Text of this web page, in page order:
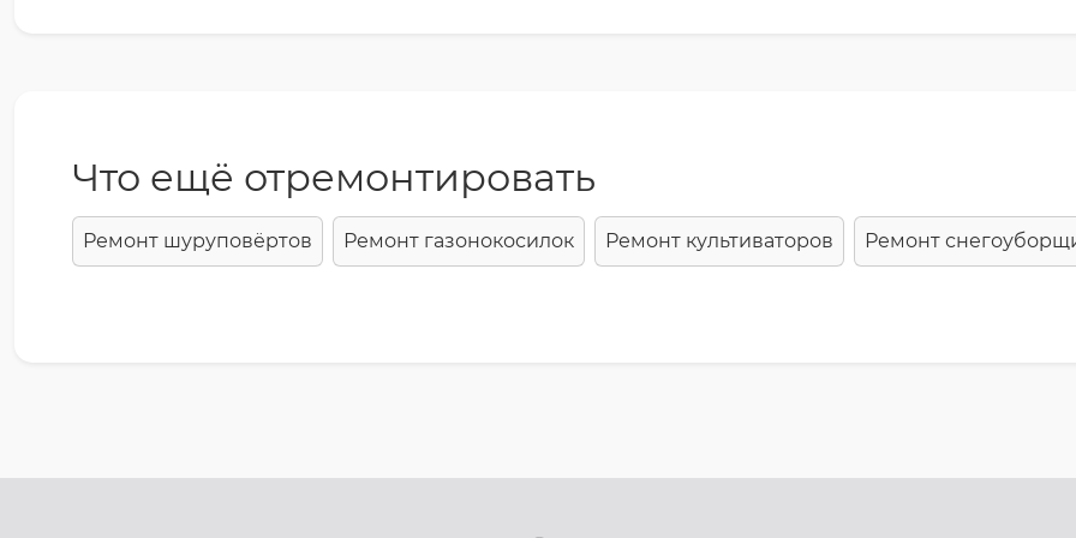
Что ещё отремонтировать
Ремонт шуруповёртов Ремонт газонокосилок Ремонт культиваторов Ремонт